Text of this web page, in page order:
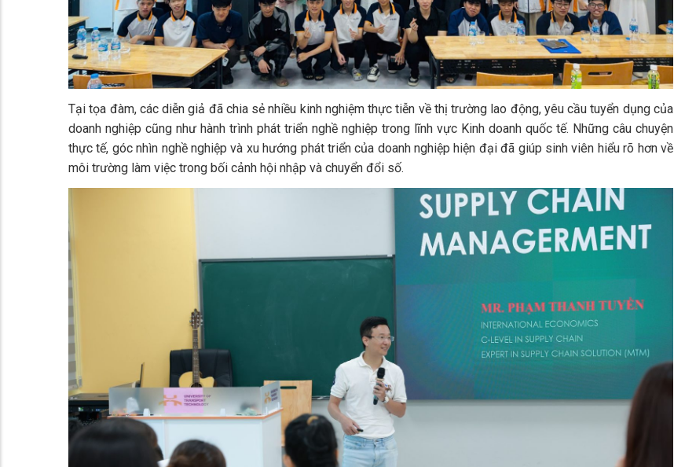
Tại tọa đàm, các diễn giả đã chia sẻ nhiều kinh nghiệm thực tiễn về thị trường lao động, yêu cầu tuyển dụng của
doanh nghiệp cũng như hành trình phát triển nghề nghiệp trong lĩnh vực Kinh doanh quốc tế. Những câu chuyện
thực tế, góc nhìn nghề nghiệp và xu hướng phát triển của doanh nghiệp hiện đại đã giúp sinh viên hiểu rõ hơn về
môi trường làm việc trong bối cảnh hội nhập và chuyển đổi số.